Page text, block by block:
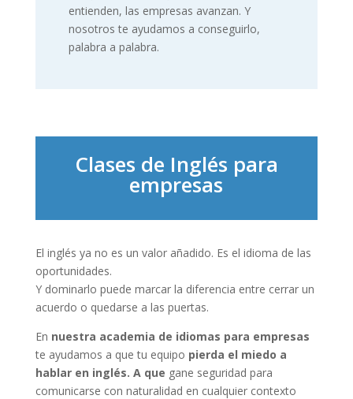
entienden, las empresas avanzan. Y
nosotros te ayudamos a conseguirlo,
palabra a palabra.
Clases de Inglés para
empresas
El inglés ya no es un valor añadido. Es el idioma de las
oportunidades.
Y dominarlo puede marcar la diferencia entre cerrar un
acuerdo o quedarse a las puertas.
En nuestra academia de idiomas para empresas
te ayudamos a que tu equipo pierda el miedo a
hablar en inglés. A que gane seguridad para
comunicarse con naturalidad en cualquier contexto